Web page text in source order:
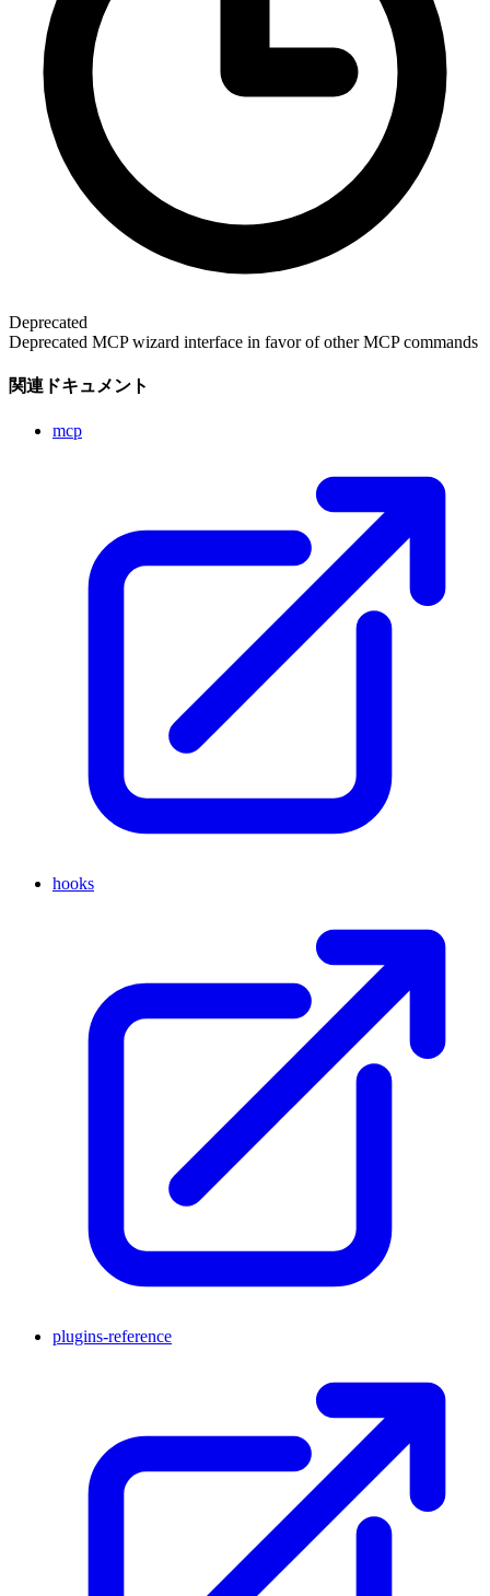
Deprecated
Deprecated MCP wizard interface in favor of other MCP commands
関連ドキュメント
mcp
hooks
plugins-reference